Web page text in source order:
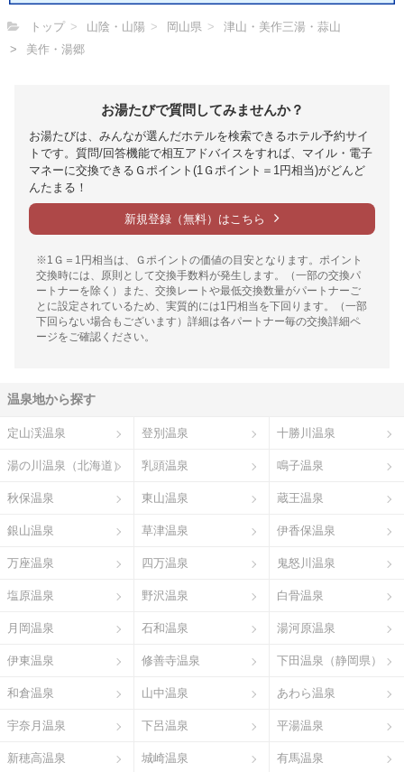
トップ 山陰・山陽 岡山県
津山・美作三湯・蒜山
美作・湯郷
お湯たびで質問してみませんか？
お湯たびは、みんなが選んだホテルを検索できるホテル予約サイ
トです。質問/回答機能で相互アドバイスをすれば、マイル・電子
マネーに交換できるＧポイント(1Ｇポイント＝1円相当)がどんど
んたまる！
新規登録（無料）はこちら
※1Ｇ＝1円相当は、Ｇポイントの価値の目安となります。ポイント
交換時には、原則として交換手数料が発生します。（一部の交換パ
ートナーを除く）また、交換レートや最低交換数量がパートナーご
とに設定されているため、実質的には1円相当を下回ります。（一部
下回らない場合もございます）詳細は各パートナー毎の交換詳細ペ
ージをご確認ください。
温泉地から探す
定山渓温泉 登別温泉 十勝川温泉
湯の川温泉（北海道） 乳頭温泉 鳴子温泉
秋保温泉 東山温泉 蔵王温泉
銀山温泉 草津温泉 伊香保温泉
万座温泉 四万温泉 鬼怒川温泉
塩原温泉 野沢温泉 白骨温泉
月岡温泉 石和温泉 湯河原温泉
伊東温泉 修善寺温泉 下田温泉（静岡県）
和倉温泉 山中温泉 あわら温泉
宇奈月温泉 下呂温泉 平湯温泉
新穂高温泉 城崎温泉 有馬温泉